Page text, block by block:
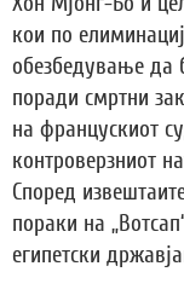
кои по
обезбедување да
поради смртни
на францускиот
контроверзниот
Според
пораки на
египетски